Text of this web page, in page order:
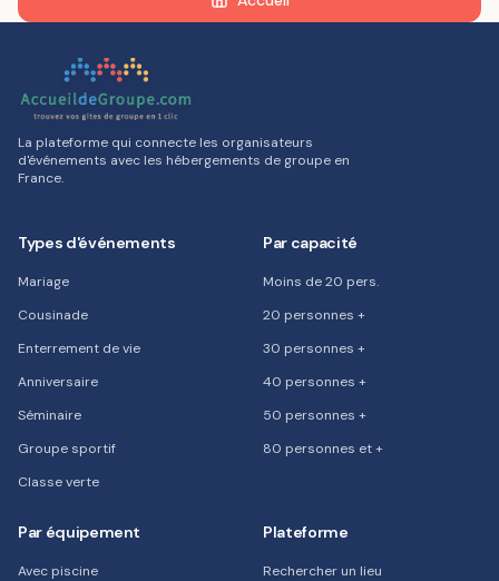
La plateforme qui connecte les organisateurs
d'événements avec les hébergements de groupe en
France.
Types d'événements
Mariage
Cousinade
Enterrement de vie
Anniversaire
Séminaire
Groupe sportif
Classe verte
Par capacité
Moins de 20 pers.
20 personnes +
30 personnes +
40 personnes +
50 personnes +
80 personnes et +
Par équipement
Avec piscine
Plateforme
Rechercher un lieu